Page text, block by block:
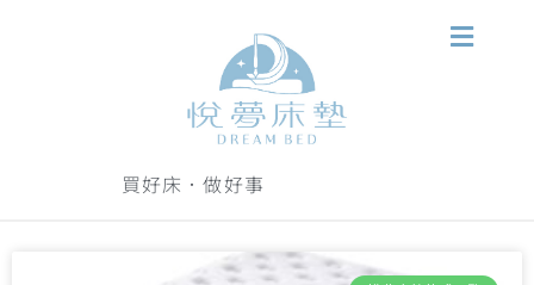
買好床．做好事